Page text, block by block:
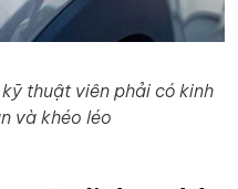
thuật viên phải có kinh
và khéo léo